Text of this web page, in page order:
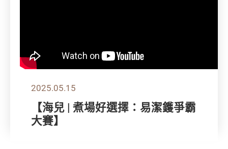
2025.05.15
【海兒 | 煮場好選擇：易潔鑊爭霸
大賽】